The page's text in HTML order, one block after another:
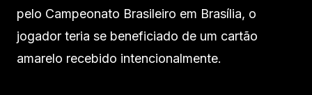
pelo Campeonato Brasileiro em Brasília, o
jogador teria se beneficiado de um cartão
amarelo recebido intencionalmente.